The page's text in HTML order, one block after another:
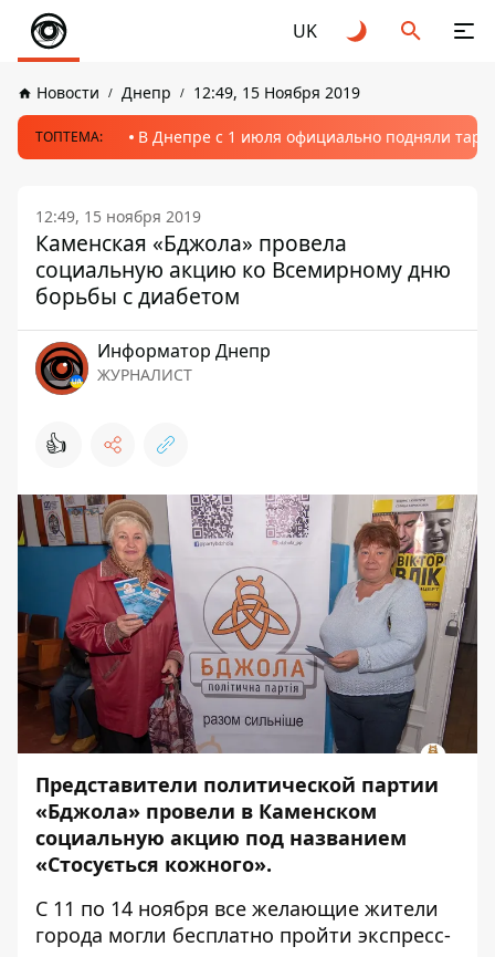
UK
Новости Днепр 12:49, 15 Ноября 2019
ТОПТЕМА: В Днепре с 1 июля официально подняли
12:49, 15 ноября 2019
Каменская «Бджола» провела
социальную акцию ко Всемирному дню
борьбы с диабетом
Информатор Днепр
ЖУРНАЛИСТ
👍
Представители политической партии
«Бджола» провели в Каменском
социальную акцию под названием
«Стосується кожного».
С 11 по 14 ноября все желающие жители
города могли бесплатно пройти экспресс-